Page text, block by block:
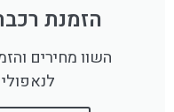
הזמנת
השוו מחירים